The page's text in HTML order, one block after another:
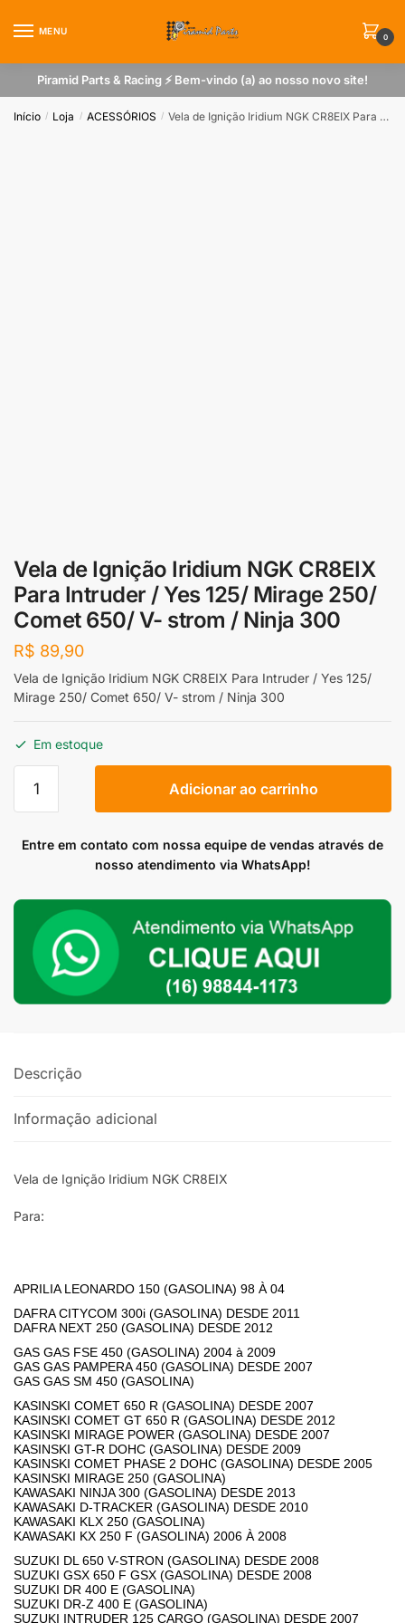
MENU
0
Piramid Parts & Racing ⚡ Bem-vindo (a) ao nosso novo site!
Início / Loja / ACESSÓRIOS / Vela de Ignição Iridium NGK CR8EIX Para Intruder / Yes 125/ Mirage 250/ Comet 650/ V- strom / Ninja 300
Vela de Ignição Iridium NGK CR8EIX
Para Intruder / Yes 125/ Mirage 250/
Comet 650/ V- strom / Ninja 300
R$ 89,90
Vela de Ignição Iridium NGK CR8EIX Para Intruder / Yes 125/
Mirage 250/ Comet 650/ V- strom / Ninja 300
Em estoque
Iridium
Para
Intruder
Yes
650/
strom
300
quantidade
Adicionar ao carrinho
Entre em contato com nossa equipe de vendas através de
nosso atendimento via WhatsApp!
Descrição
Informação adicional
Vela de Ignição Iridium NGK CR8EIX
Para:
APRILIA LEONARDO 150 (GASOLINA) 98 À 04
DAFRA CITYCOM 300i (GASOLINA) DESDE 2011
DAFRA NEXT 250 (GASOLINA) DESDE 2012
GAS GAS FSE 450 (GASOLINA) 2004 à 2009
GAS GAS PAMPERA 450 (GASOLINA) DESDE 2007
GAS GAS SM 450 (GASOLINA)
KASINSKI COMET 650 R (GASOLINA) DESDE 2007
KASINSKI COMET GT 650 R (GASOLINA) DESDE 2012
KASINSKI MIRAGE POWER (GASOLINA) DESDE 2007
KASINSKI GT-R DOHC (GASOLINA) DESDE 2009
KASINSKI COMET PHASE 2 DOHC (GASOLINA) DESDE 2005
KASINSKI MIRAGE 250 (GASOLINA)
KAWASAKI NINJA 300 (GASOLINA) DESDE 2013
KAWASAKI D-TRACKER (GASOLINA) DESDE 2010
KAWASAKI KLX 250 (GASOLINA)
KAWASAKI KX 250 F (GASOLINA) 2006 À 2008
SUZUKI DL 650 V-STRON (GASOLINA) DESDE 2008
SUZUKI GSX 650 F GSX (GASOLINA) DESDE 2008
SUZUKI DR 400 E (GASOLINA)
SUZUKI DR-Z 400 E (GASOLINA)
SUZUKI INTRUDER 125 CARGO (GASOLINA) DESDE 2007